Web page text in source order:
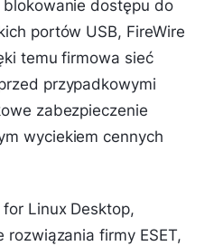
dostępu do
portów USB, FireWire
temu firmowa sieć
przypadkowymi
zabezpieczenie
wyciekiem cennych
Linux Desktop,
rozwiązania firmy ESET,